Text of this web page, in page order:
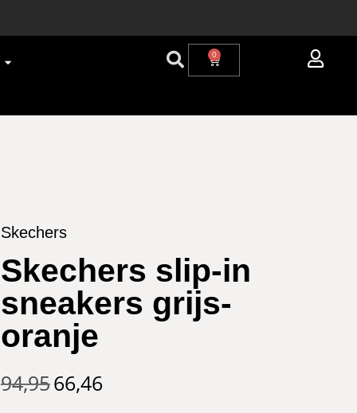
0
Skechers
Skechers slip-in
sneakers grijs-
oranje
94,9566,46